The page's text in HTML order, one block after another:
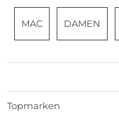
MAC DAMEN
Topmarken